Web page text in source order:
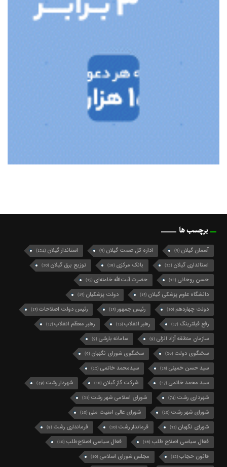
برچسب ها
آسمان گیلان (9) اداره کل صمت گیلان (9) استاندار گیلان (124)
استانداری گیلان (32) بانک مرکزی (19) توزیع برق گیلان (10)
حسن روحانی (12) حضرت آیت‌الله خامنه‌ای (15)
دانشگاه علوم پزشکی گیلان (15) دولت پزشکیان (15)
دولت چهاردهم (10) رئیس جمهور(13) رئیس دولت اصلاحات(13)
رفع فیلترینگ (17) رهبر انقلاب(15) رهبر معظم انقلاب(17)
سازمان منطقه آزاد انزلی (9) سامانه بارشی (9)
سخنگوی دولت (26) سخنگوی شورای نگهبان (9)
سید حسن خمینی (15) سیدمحمد خاتمی (12)
سید محمد خاتمی (27) شرکت گاز گیلان (10) شهردار رشت (49)
شهرداری رشت (74) شورای اسلامی شهر رشت (21)
شورای شهر رشت (10) شورای عالی امنیت ملی (10)
شورای نگهبان (13) فرماندار رشت (10) فرمانداری رشت (9)
فعال سیاسی اصلاح طلب (16) فعال سیاسی اصلاح‌طلب (10)
قانون حجاب(12) مجلس شورای اسلامی (10)